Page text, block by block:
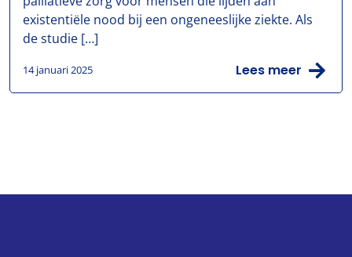
existentiële nood bij een ongeneeslijke ziekte. Als
de studie […]
14 januari 2025 Lees meer